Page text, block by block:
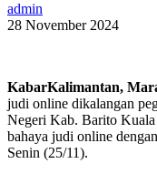
admin
28 November 2024
KabarKalimantan,
judi online dikalangan
Negeri Kab. Barito Kuala
bahaya judi online
Senin (25/11).